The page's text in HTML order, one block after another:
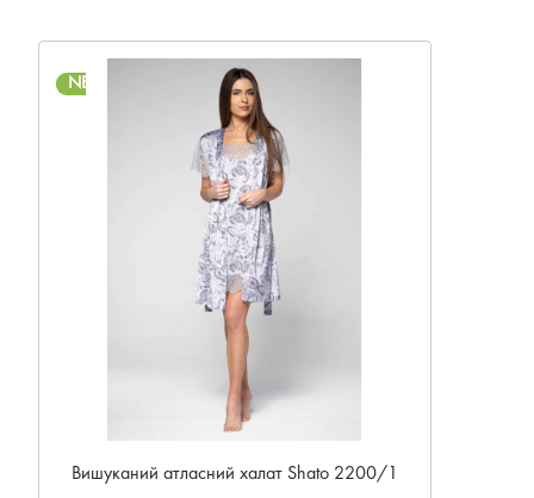
NEW
Вишуканий атласний халат Shato 2200/1